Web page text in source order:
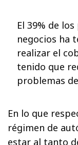
El 39% de
negocios ha
realizar el
tenido que
problemas
En lo que
régimen de
estar al tanto